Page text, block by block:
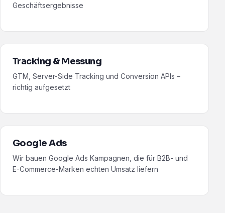
Geschäftsergebnisse
Tracking & Messung
GTM, Server-Side Tracking und Conversion APIs –
richtig aufgesetzt
Google Ads
Wir bauen Google Ads Kampagnen, die für B2B- und
E-Commerce-Marken echten Umsatz liefern